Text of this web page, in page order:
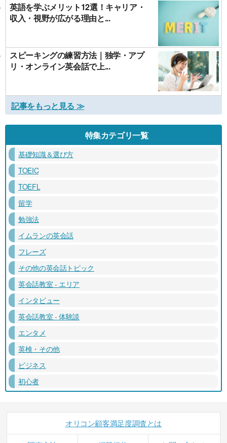
英語を学ぶメリット12選！キャリア・
収入・視野が広がる理由と...
スピーキングの練習方法｜独学・アプ
リ・オンライン英会話で上...
記事をもっと見る ≫
特集カテゴリ一覧
基礎知識＆選び方
TOEIC
TOEFL
留学
勉強法
イムランの英会話
フレーズ
その他の英会話トピック
英会話教室 - エリア
インタビュー
英会話教室 - 体験談
エンタメ
英検・その他
ビジネス
初心者
オリコン顧客満足度調査とは